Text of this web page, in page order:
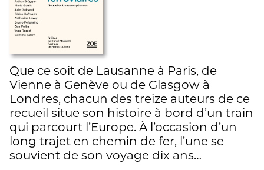
Que ce soit de Lausanne à Paris, de
Vienne à Genève ou de Glasgow à
Londres, chacun des treize auteurs de ce
recueil situe son histoire à bord d’un train
qui parcourt l’Europe. À l’occasion d’un
long trajet en chemin de fer, l’une se
souvient de son voyage dix ans…